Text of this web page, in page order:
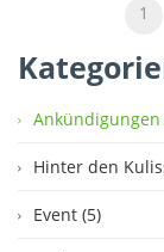
1
Hinter den
Event (5)